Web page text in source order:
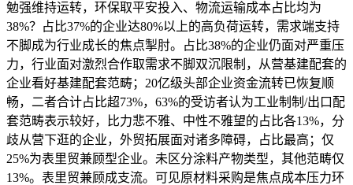
勉强维持运转，环保取平安投入、物流运输成本占比均为
38%？占比37%的企业达80%以上的高负荷运转，需求端支持
不脚成为行业成长的焦点掣肘。占比38%的企业仍面对严重压
力，行业面对激烈合作取需求不脚双沉限制，从营基建配套的
企业看好基建配套范畴；20亿级头部企业资金流转已恢复顺
畅，二者合计占比超73%，63%的受访者认为工业制制/出口配
套范畴表示较好，比力悲不雅、中性不雅望的占比各13%，分
歧从营下逛的企业，外贸拓展面对诸多障碍，占比最高；仅
25%为表里贸兼顾型企业。未区分涂料产物类型，其他范畴仅
13%。表里贸兼顾成支流。可见原材料采购是焦点成本压力环